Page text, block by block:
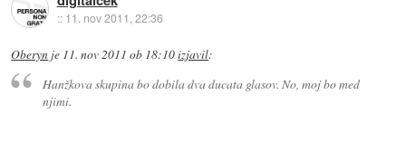
:: 11. nov 2011, 22:36
Oberyn je 11. nov 2011 ob 18:10izjavil:
Hanžkova skupina bo dobila dva ducata glasov. No, moj bo med
njimi.